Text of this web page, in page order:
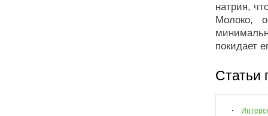
натрия,
Молоко,
покидает
Статьи